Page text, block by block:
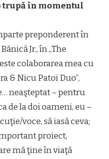
trupă în momentul
preponderent în
Jr., în „The
este colaborarea mea cu
& Nicu Patoi Duo“,
neaşteptat – pentru
de la doi oameni, eu –
voce, să iasă ceva;
proiect,
mă ţine în viaţă